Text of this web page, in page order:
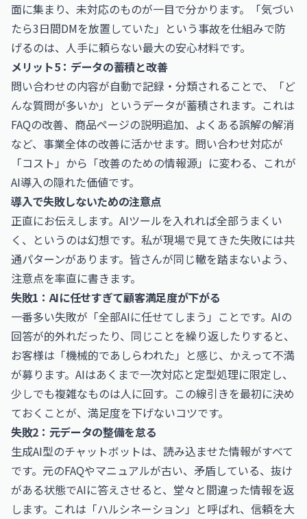
面に集まり、未対応のものが一目で分かります。「気づい
たら3日間DMを放置していた」という事故を仕組みで防
げるのは、人手に頼らない最大の安心材料です。
メリット5：データの蓄積と改善
問い合わせの内容が自動で記録・分類されることで、「ど
んな質問が多いか」というデータが蓄積されます。これは
FAQの改善、商品ページの説明追加、よくある誤解の解消
など、事業全体の改善に活かせます。問い合わせ対応が
「コスト」から「改善のための情報源」に変わる、これが
AI導入の隠れた価値です。
導入で失敗しないための注意点
正直にお伝えします。AIツールを入れれば全部うまくい
く、というのは幻想です。私が現場で見てきた失敗には共
通パターンがあります。皆さんが同じ轍を踏まないよう、
注意点を率直に書きます。
失敗1：AIに任せすぎて顧客満足度が下がる
一番多い失敗が「全部AIに任せてしまう」ことです。AIの
回答が的外れだったり、同じことを繰り返したりすると、
お客様は「機械的であしらわれた」と感じ、かえって不満
が募ります。AIはあくまで一次対応と定型処理に限定し、
少しでも複雑なものは人に回す。この線引きを最初に決め
ておくことが、満足度を下げないコツです。
失敗2：元データの整備を怠る
生成AI型のチャットボットは、読み込ませた情報がすべて
です。元のFAQやマニュアルが古い、矛盾している、抜け
がある状態でAIに答えさせると、堂々と間違った情報を返
します。これは「ハルシネーション」と呼ばれ、信頼を大